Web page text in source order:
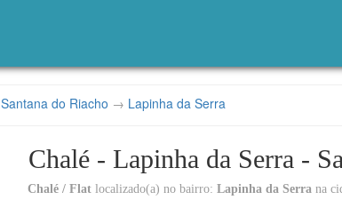
Santana do Riacho → Lapinha da Serra
Chalé - Lapinha da Serra -
Chalé / Flat localizado(a) no bairro: Lapinha da Serra na